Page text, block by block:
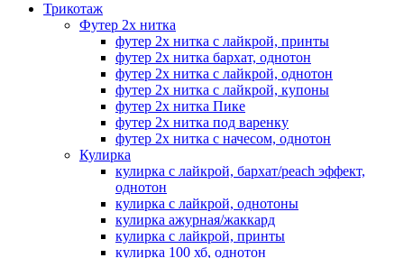
Трикотаж
Футер 2х нитка
футер 2х нитка с лайкрой, принты
футер 2х нитка бархат, однотон
футер 2х нитка с лайкрой, однотон
футер 2х нитка с лайкрой, купоны
футер 2х нитка Пике
футер 2х нитка под варенку
футер 2х нитка с начесом, однотон
Кулирка
кулирка с лайкрой, бархат/peach эффект,
однотон
кулирка с лайкрой, однотоны
кулирка ажурная/жаккард
кулирка с лайкрой, принты
кулирка 100 хб, однотон